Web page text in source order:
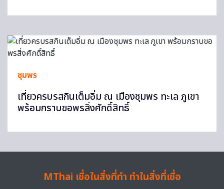
ชุมพร
เที่ยวครบรสกินเต็มอิ่ม ณ เมืองชุมพร ทะเล ภูเขา
พร้อมกราบขอพรสิ่งศักดิ์สิทธิ์
MThai เชื่อในสิ่งที่ทำ ทำในสิ่งที่เชื่อ